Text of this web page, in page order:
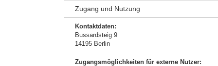
Zugang und Nutzung
Kontaktdaten:
Bussardsteig 9
14195 Berlin
Zugangsmöglichkeiten für externe Nutzer: